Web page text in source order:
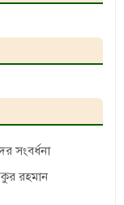
সংবর্ধনা
রহমান